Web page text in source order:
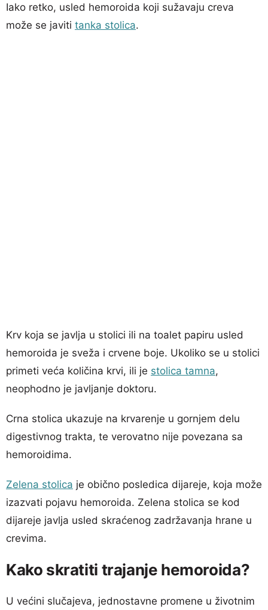
Iako retko, usled hemoroida koji sužavaju creva
može se javiti tanka stolica.
Krv koja se javlja u stolici ili na toalet papiru usled
hemoroida je sveža i crvene boje. Ukoliko se u stolici
primeti veća količina krvi, ili je stolica tamna,
neophodno je javljanje doktoru.
Crna stolica ukazuje na krvarenje u gornjem delu
digestivnog trakta, te verovatno nije povezana sa
hemoroidima.
Zelena stolica je obično posledica dijareje, koja može
izazvati pojavu hemoroida. Zelena stolica se kod
dijareje javlja usled skraćenog zadržavanja hrane u
crevima.
Kako skratiti trajanje hemoroida?
U većini slučajeva, jednostavne promene u životnim